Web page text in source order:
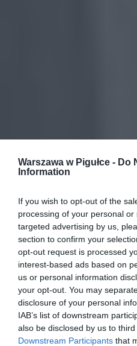
Warszawa w Pigułce - Do
Information
If you wish to opt-out of the
processing of your personal
targeted advertising by us,
section to confirm your
opt-out request is processed
interest-based ads based on
us or personal information
your opt-out. You may
disclosure of your personal
IAB’s list of downstream
also be disclosed by us to
Downstream Participants that